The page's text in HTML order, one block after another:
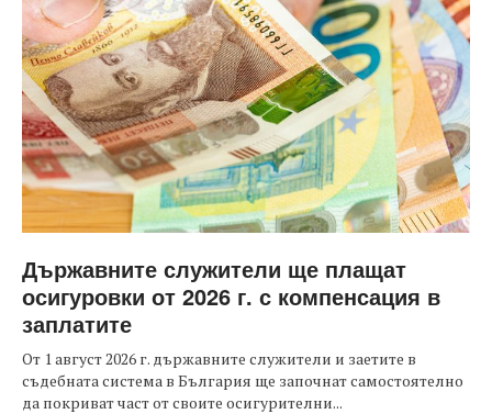
Държавните служители ще плащат
осигуровки от 2026 г. с компенсация в
заплатите
От 1 август 2026 г. държавните служители и заетите в
съдебната система в България ще започнат самостоятелно
да покриват част от своите осигурителни...